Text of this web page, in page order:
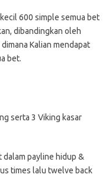
600 simple semua bet
dibandingkan oleh
Kalian mendapat
bet.
serta 3 Viking kasar
payline hidup &
times lalu twelve back